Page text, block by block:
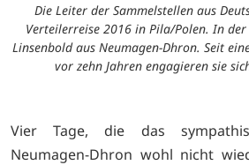
Die Leiter der Sammelstellen aus
Verteilerreise 2016 in Pila/Polen. In
Linsenbold aus Neumagen-Dhron. Seit
vor zehn Jahren engagieren sie
Vier Tage, die das
Neumagen-Dhron wohl nicht